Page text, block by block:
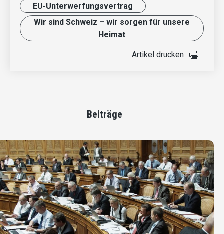
EU-Unterwerfungsvertrag
Wir sind Schweiz – wir sorgen für unsere
Heimat
Artikel drucken
Beiträge